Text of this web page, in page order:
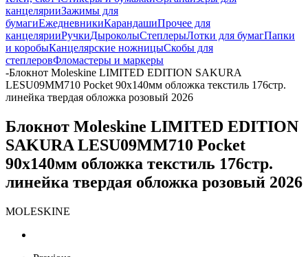
канцелярииЗажимы для
бумагиЕжедневникиКарандашиПрочее для
канцелярииРучкиДыроколыСтеплерыЛотки для бумагПапки
и коробыКанцелярские ножницыСкобы для
степлеровФломастеры и маркеры
-Блокнот Moleskine LIMITED EDITION SAKURA
LESU09MM710 Pocket 90x140мм обложка текстиль 176стр.
линейка твердая обложка розовый 2026
Блокнот Moleskine LIMITED EDITION
SAKURA LESU09MM710 Pocket
90x140мм обложка текстиль 176стр.
линейка твердая обложка розовый 2026
MOLESKINE